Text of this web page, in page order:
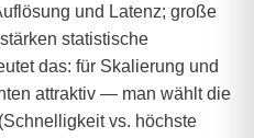
und Latenz; große
statistische
das: für Skalierung und
attraktiv — man wählt die
vs. höchste